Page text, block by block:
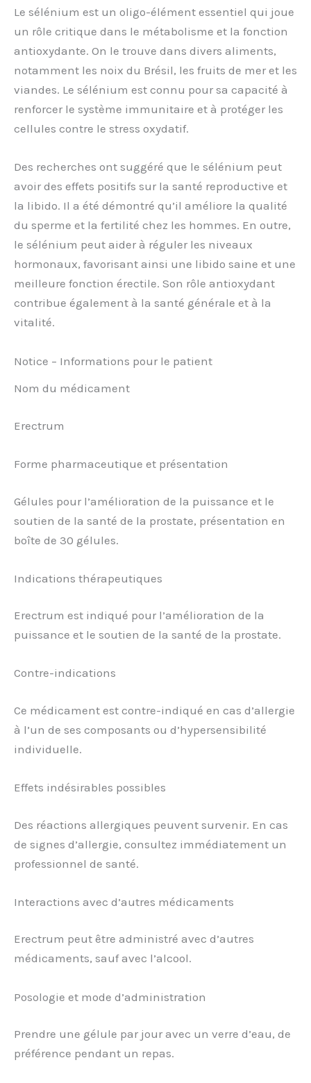
Le sélénium est un oligo-élément essentiel qui joue
un rôle critique dans le métabolisme et la fonction
antioxydante. On le trouve dans divers aliments,
notamment les noix du Brésil, les fruits de mer et les
viandes. Le sélénium est connu pour sa capacité à
renforcer le système immunitaire et à protéger les
cellules contre le stress oxydatif.
Des recherches ont suggéré que le sélénium peut
avoir des effets positifs sur la santé reproductive et
la libido. Il a été démontré qu’il améliore la qualité
du sperme et la fertilité chez les hommes. En outre,
le sélénium peut aider à réguler les niveaux
hormonaux, favorisant ainsi une libido saine et une
meilleure fonction érectile. Son rôle antioxydant
contribue également à la santé générale et à la
vitalité.
Notice – Informations pour le patient
Nom du médicament
Erectrum
Forme pharmaceutique et présentation
Gélules pour l’amélioration de la puissance et le
soutien de la santé de la prostate, présentation en
boîte de 30 gélules.
Indications thérapeutiques
Erectrum est indiqué pour l’amélioration de la
puissance et le soutien de la santé de la prostate.
Contre-indications
Ce médicament est contre-indiqué en cas d’allergie
à l’un de ses composants ou d’hypersensibilité
individuelle.
Effets indésirables possibles
Des réactions allergiques peuvent survenir. En cas
de signes d’allergie, consultez immédiatement un
professionnel de santé.
Interactions avec d’autres médicaments
Erectrum peut être administré avec d’autres
médicaments, sauf avec l’alcool.
Posologie et mode d’administration
Prendre une gélule par jour avec un verre d’eau, de
préférence pendant un repas.